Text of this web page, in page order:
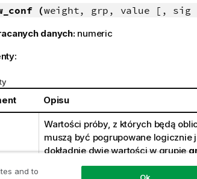
(weight, grp, value [, sig
danych: numeric
Opisu
Wartości próby, z których będą
muszą być pogrupowane logicznie
dokładnie dwie wartości w grupie
podano nazwy pola dotyczącego
and to